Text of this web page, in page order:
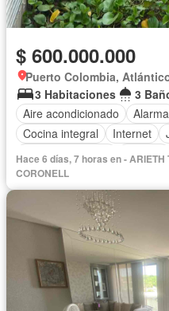
$ 600.000.000
Puerto Colombia,
3 Habitaciones
3
Aire acondicionado
Alarma
Cocina integral
Internet
Vista panorámica
Terraza
Patio
Área infantil
Acceso para personas con
Caseta de
Sauna
Seguridad privada
Hace 6 días, 7 horas en - ARIETH
CORONELL